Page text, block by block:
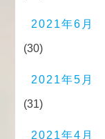
2021年6月
(30)
2021年5月
(31)
2021年4月